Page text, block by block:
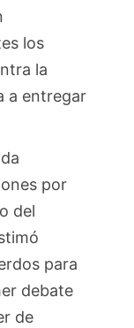
los
la
a entregar
por
del
para
debate
de